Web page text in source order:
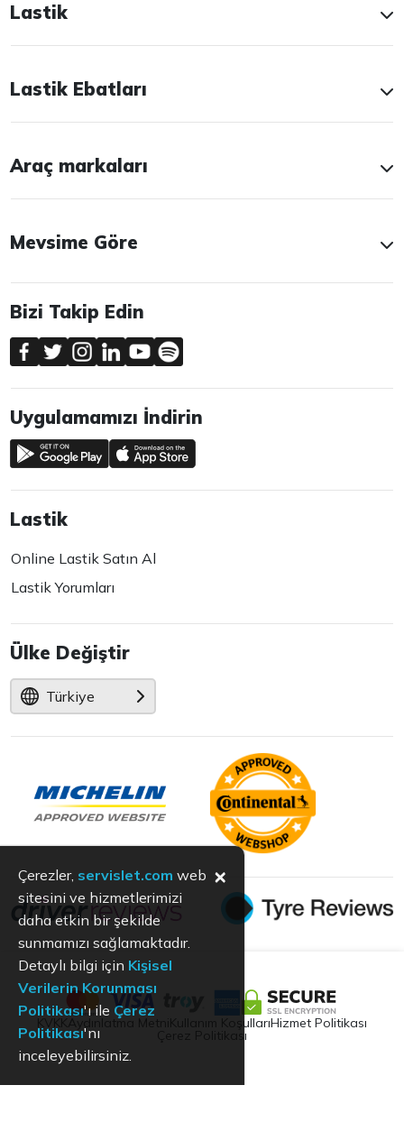
Lastik
Lastik Ebatları
Araç markaları
Mevsime Göre
Bizi Takip Edin
Uygulamamızı İndirin
Lastik
Online Lastik Satın Al
Lastik Yorumları
Ülke Değiştir
Türkiye
Aydınlatma Metni Kullanım KoşullarıHizmet Politikası
Çerez Politikası
Çerezler, servislet.com web
sitesini ve hizmetlerimizi
daha etkin bir şekilde
sunmamızı sağlamaktadır.
Detaylı bilgi için Kişisel
Verilerin Korunması
Politikası'ı ile Çerez
Politikası'nı
inceleyebilirsiniz.
×